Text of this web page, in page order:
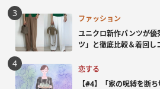
ファッション
ユニクロ新作パンツが
ツ」と徹底比較＆着回し
恋する
【#4】「家の呪縛を断